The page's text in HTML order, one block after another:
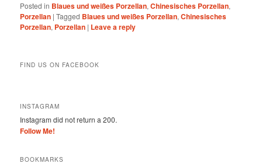
Posted in Blaues und weißes Porzellan,Chinesisches Porzellan,
Porzellan |Tagged Blaues und weißes Porzellan,Chinesisches
Porzellan, Porzellan | Leave a reply
FIND US ON FACEBOOK
INSTAGRAM
Instagram did not return a 200.
Follow Me!
BOOKMARKS